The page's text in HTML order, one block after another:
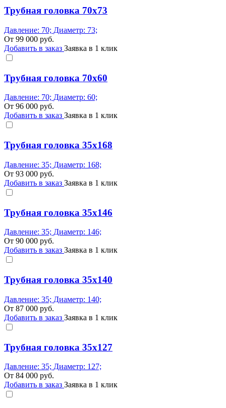
Трубная головка 70x73
Давление: 70; Диаметр: 73;
От 99 000 руб.
Добавить в заказ Заявка в 1 клик
Трубная головка 70x60
Давление: 70; Диаметр: 60;
От 96 000 руб.
Добавить в заказ Заявка в 1 клик
Трубная головка 35x168
Давление: 35; Диаметр: 168;
От 93 000 руб.
Добавить в заказ Заявка в 1 клик
Трубная головка 35x146
Давление: 35; Диаметр: 146;
От 90 000 руб.
Добавить в заказ Заявка в 1 клик
Трубная головка 35x140
Давление: 35; Диаметр: 140;
От 87 000 руб.
Добавить в заказ Заявка в 1 клик
Трубная головка 35x127
Давление: 35; Диаметр: 127;
От 84 000 руб.
Добавить в заказ Заявка в 1 клик